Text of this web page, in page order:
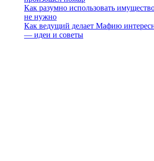
Как разумно использовать
не нужно
Как ведущий делает Мафию
— идеи и советы